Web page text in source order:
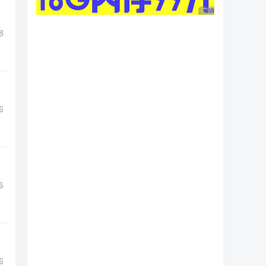
广告 商业广告，理性